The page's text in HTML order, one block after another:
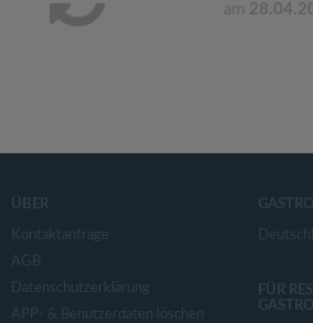
am
ÜBER
Kontaktanfrage
AGB
Datenschutzerklärung
APP- & Benutzerdaten löschen
FÜR